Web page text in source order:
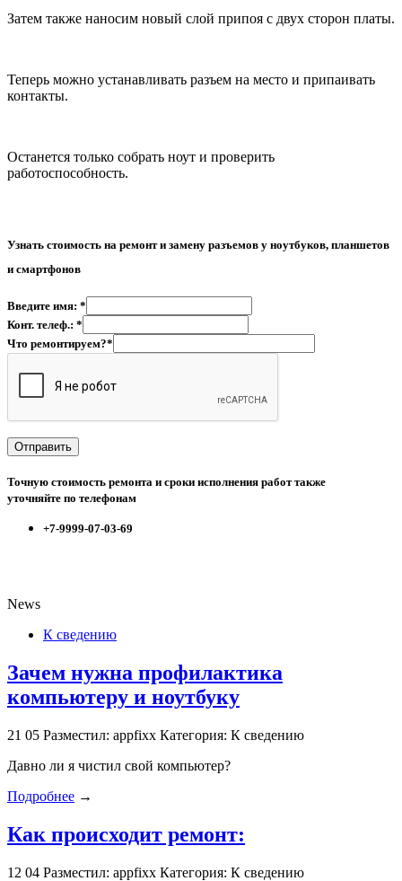
Затем также наносим новый слой припоя с двух сторон платы.
Теперь можно устанавливать разъем на место и припаивать
контакты.
Останется только собрать ноут и проверить
работоспособность.
Узнать стоимость на ремонт и замену разъемов у ноутбуков, планшетов
и смартфонов
Введите имя: *
Конт. телеф.: *
Что ремонтируем?*
Точную стоимость ремонта и сроки исполнения работ также
уточняйте по телефонам
+7-9999-07-03-69
News
К сведению
Зачем нужна профилактика
компьютеру и ноутбуку
21 05 Разместил: appfixx Категория: К сведению
Давно ли я чистил свой компьютер?
Подробнее →
Как происходит ремонт:
12 04 Разместил: appfixx Категория: К сведению